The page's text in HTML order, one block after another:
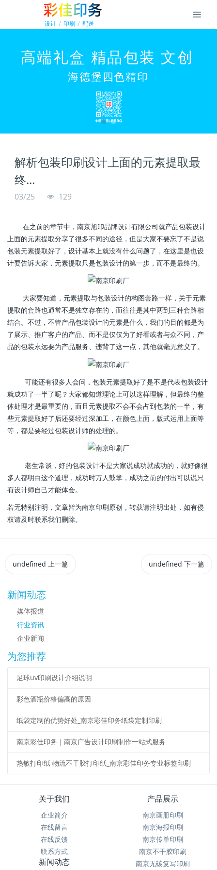
解析包装印刷设计上面的元素提取最
终...
03/25 129
在之前的章节中，南京旭印品牌设计有限公司就产品包装设计
上面的元素提取分享了很多不同的途径，但是大家不要忘了不是说
包装元素提取好了，设计基本上就没有什么问题了，在这里是也设
计要告诉大家，元素提取只是包装设计的第一步，而不是最终的。
大家要知道，元素提取与包装设计的构图套路一样，关于元素
提取的套路也通常不是独立存在的，而往往是其中两到三种套路相
结合。不过，不管产品包装设计的元素是什么，我们的目的都是为
了展示、推广客户的产品、而不是仅仅为了好看或者与众不同，产
品的包装永远要为产品服务、违背了这一点，其他就毫无意义了。
可能还有很多人会问，包装元素提取好了是不是代表包装设计
就成功了一半了呢？大家都知道理论上可以这样理解，但最终的整
体处理才是最重要的，而且元素提取不会不会占到包装的一半，有
些元素提取好了后还要经过深加工，在颜色上面，版式运用上面等
等，都是要经过包装设计师的处理的。
老生常谈，好的包装设计不是大家说成功就成功的，就好像很
多人都明白这个道理，成功时万人鼓掌，成功之前的付出可以说只
有设计师自己才能体会。
若无特别注明，文章皆为南京印刷原创，转载请注明出处，如有侵
权请及时联系我们删除。
undefined 上一篇 undefined 下一篇
新闻动态
媒体报道
行业资讯
企业新闻
为您推荐
足球uv印刷设计介绍说明
彩色酒瓶价格偏高的原因
纸袋定制的优势好处_南京彩佳印务纸袋定制印刷
南京彩佳印务｜南京广告设计印刷制作一站式服务
热敏打印纸 物流不干胶打印纸_南京彩佳印务专业标签印刷
关于我们
企业简介
在线留言
在线反馈
联系方式
产品展示
南京画册印刷
南京海报印刷
南京传单印刷
南京不干胶印刷
南京无碳复写印刷
新闻动态